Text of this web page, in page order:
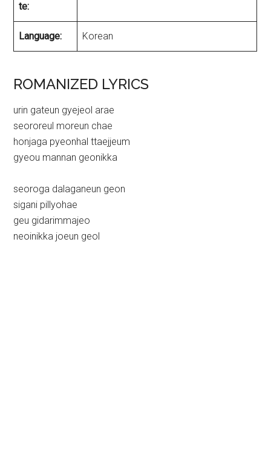
te:
Language: Korean
ROMANIZED LYRICS
urin gateun gyejeol arae
seororeul moreun chae
honjaga pyeonhal ttaejjeum
gyeou mannan geonikka
seoroga dalaganeun geon
sigani pillyohae
geu gidarimmajeo
neoinikka joeun geol